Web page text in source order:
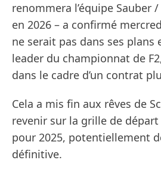
renommera l’équipe Sauber
en 2026 – a confirmé
ne serait pas dans ses
leader du championnat de
dans le cadre d’un contrat
Cela a mis fin aux rêves de
revenir sur la grille de départ
pour 2025, potentiellement
définitive.